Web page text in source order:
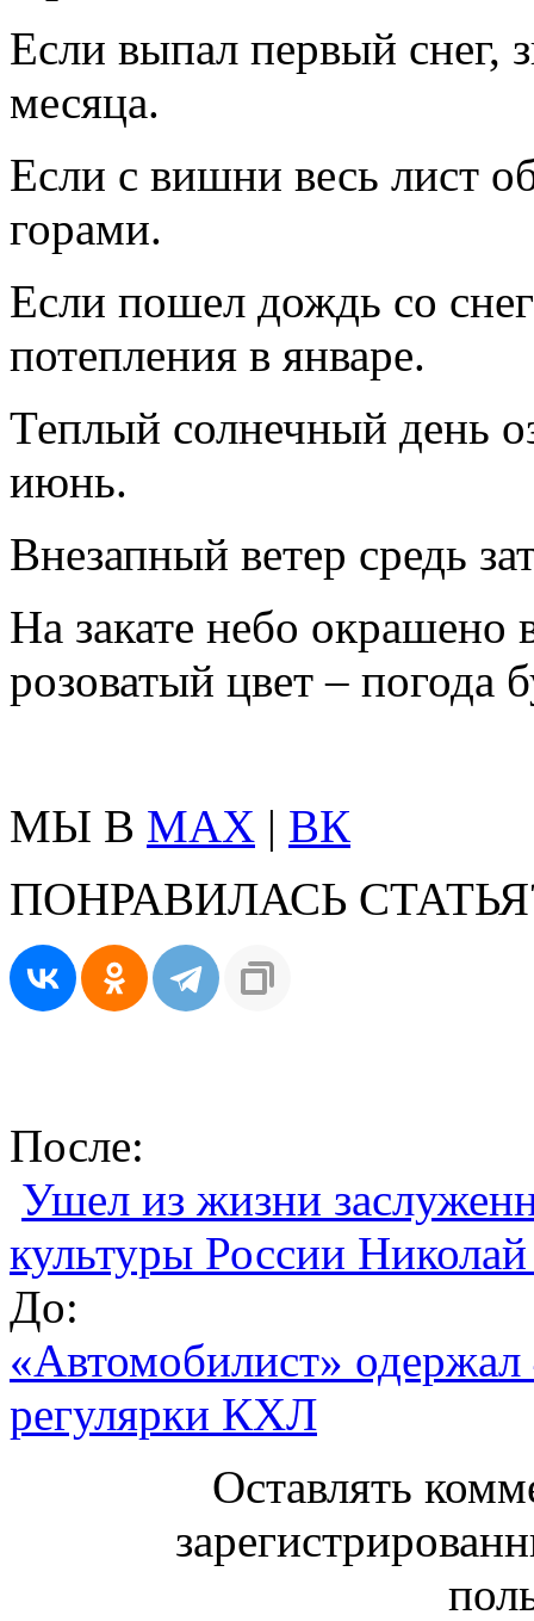
Если выпал первый снег,
месяца.
Если с вишни весь лист
горами.
Если пошел дождь со
потепления в январе.
Теплый солнечный день
июнь.
Внезапный ветер средь
На закате небо
розоватый цвет – погода
МЫ В MAX | ВК
ПОНРАВИЛАСЬ
После:
Ушел из жизни
культуры России
До:
«Автомобилист»
регулярки КХЛ
Оставлять